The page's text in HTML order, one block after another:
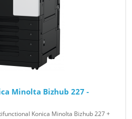
Minolta Bizhub 227 -
Konica Minolta Bizhub 227 +